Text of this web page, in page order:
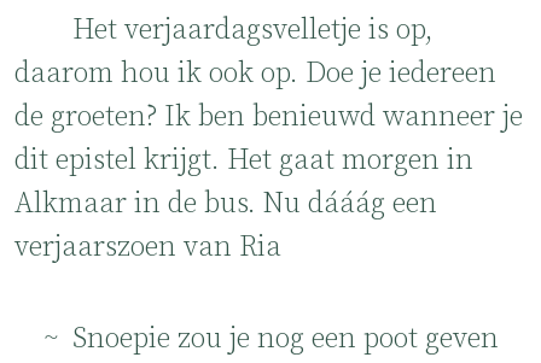
Het verjaardagsvelletje is op,
daarom hou ik ook op. Doe je iedereen
de groeten? Ik ben benieuwd wanneer je
dit epistel krijgt. Het gaat morgen in
Alkmaar in de bus. Nu dááág een
verjaarszoen van Ria
Snoepie zou je nog een poot geven